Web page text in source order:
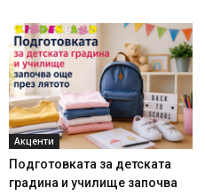
Акценти
Подготовката за детската
градина и училище започва